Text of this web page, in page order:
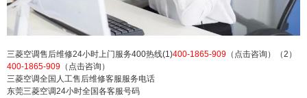
三菱空调售后维修24小时上门服务400热线(1)400-1865-909 （点击咨询）（2）
400-1865-909 （点击咨询）
三菱空调全国人工售后维修客服服务电话
东莞三菱空调24小时全国各客服号码